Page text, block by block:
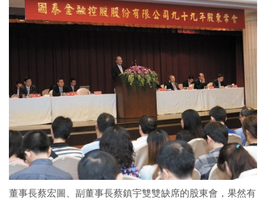
董事長蔡宏圖、副董事長蔡鎮宇雙雙缺席的股東會，果然有